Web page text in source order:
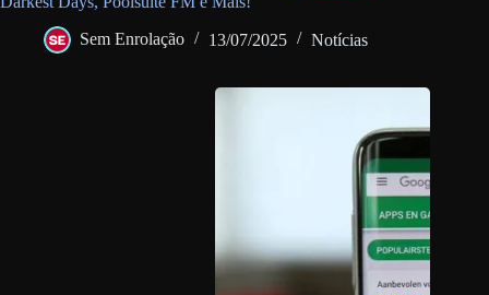
Sem Enrolação 13/07/2025 Notícias